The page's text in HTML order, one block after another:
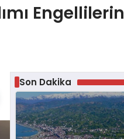
Engellilerin
Son Dakika